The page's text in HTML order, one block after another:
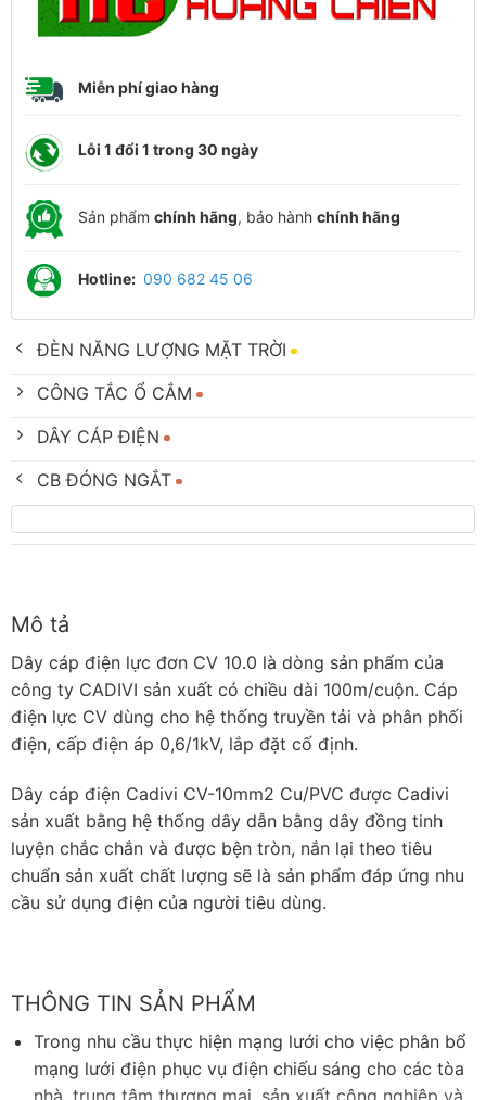
Miễn phí giao hàng
Lỗi 1 đổi 1 trong 30 ngày
Sản phẩm chính hãng, bảo hành chính hãng
Hotline: 090 682 45 06
ĐÈN NĂNG LƯỢNG MẶT TRỜI
CÔNG TẮC Ổ CẮM
DÂY CÁP ĐIỆN
CB ĐÓNG NGẮT
Mô tả
Dây cáp điện lực đơn CV 10.0 là dòng sản phẩm của
công ty CADIVI sản xuất có chiều dài 100m/cuộn. Cáp
điện lực CV dùng cho hệ thống truyền tải và phân phối
điện, cấp điện áp 0,6/1kV, lắp đặt cố định.
Dây cáp điện Cadivi CV-10mm2 Cu/PVC được Cadivi
sản xuất bằng hệ thống dây dẫn bằng dây đồng tinh
luyện chắc chắn và được bện tròn, nắn lại theo tiêu
chuẩn sản xuất chất lượng sẽ là sản phẩm đáp ứng nhu
cầu sử dụng điện của người tiêu dùng.
THÔNG TIN SẢN PHẨM
Trong nhu cầu thực hiện mạng lưới cho việc phân bổ
mạng lưới điện phục vụ điện chiếu sáng cho các tòa
nhà, trung tâm thương mại, sản xuất công nghiệp và